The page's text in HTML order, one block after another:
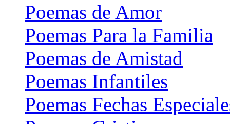
Poemas de Amor
Poemas Para la Familia
Poemas de Amistad
Poemas Infantiles
Poemas Fechas